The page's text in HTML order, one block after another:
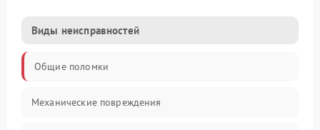
Виды неисправностей
Общие поломки
Механические повреждения